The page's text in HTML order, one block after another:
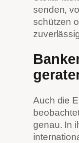
senden,
schützen
Auch die
genau. In